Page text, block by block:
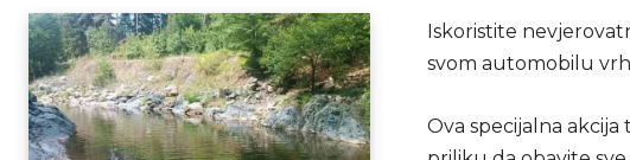
Iskoristite
svom automobilu
Ova specijalna